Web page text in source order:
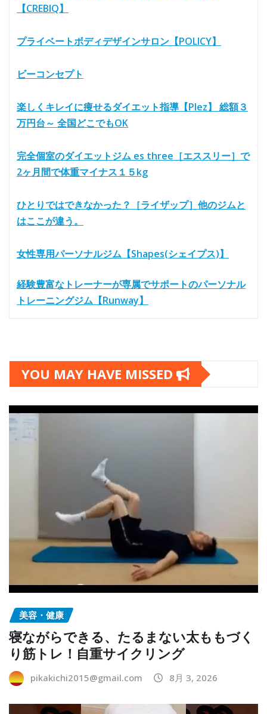
【CREBIQ】
プライベートボディデザインサロン【POLICY】
ビーコンセプト
楽しくキレイに痩せるダイエット指導【Plez】 総額３
万円台～ 全国どこでもOK
完全個室のダイエットジム es three［エススリー］で
2ヶ月間で体重マイナス１５kg
ひとりではできなかった？［ライザップ］他のジムと
はここが違う。
女性専用パーソナルジム【Shapes(シェイプス)】
経験豊富なトレーナーが専属でサポートのパーソナル
トレーニングジム【Runway】
YOU MAY HAVE MISSED
美容・健康
寝ながらできる、たるまない太ももづく
り筋トレ！自重サイクリング
pikakichi2015@gmail.com 8月 3, 2026